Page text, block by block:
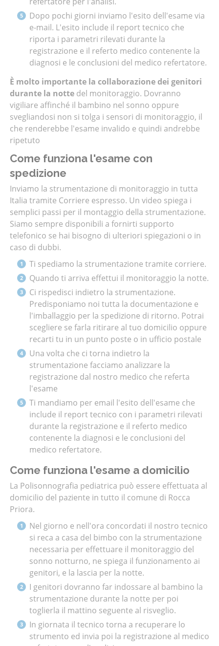
Dopo pochi giorni inviamo l'esito dell'esame via
e-mail. L'esito include il report tecnico che
riporta i parametri rilevati durante la
registrazione e il referto medico contenente la
diagnosi e le conclusioni del medico refertatore.
È molto importante la collaborazione dei genitori
durante la notte del monitoraggio. Dovranno
vigiliare affinché il bambino nel sonno oppure
svegliandosi non si tolga i sensori di monitoraggio, il
che renderebbe l'esame invalido e quindi andrebbe
ripetuto
Come funziona l'esame con
spedizione
Inviamo la strumentazione di monitoraggio in tutta
Italia tramite Corriere espresso. Un video spiega i
semplici passi per il montaggio della strumentazione.
Siamo sempre disponibili a fornirti supporto
telefonico se hai bisogno di ulteriori spiegazioni o in
caso di dubbi.
Ti spediamo la strumentazione tramite corriere.
Quando ti arriva effettui il monitoraggio la notte.
Ci rispedisci indietro la strumentazione.
Predisponiamo noi tutta la documentazione e
l'imballaggio per la spedizione di ritorno. Potrai
scegliere se farla ritirare al tuo domicilio oppure
recarti tu in un punto poste o in ufficio postale
Una volta che ci torna indietro la
strumentazione facciamo analizzare la
registrazione dal nostro medico che referta
l'esame
Ti mandiamo per email l'esito dell'esame che
include il report tecnico con i parametri rilevati
durante la registrazione e il referto medico
contenente la diagnosi e le conclusioni del
medico refertatore.
Come funziona l'esame a domicilio
La Polisonnografia pediatrica può essere effettuata al
domicilio del paziente in tutto il comune di Rocca
Priora.
Nel giorno e nell'ora concordati il nostro tecnico
si reca a casa del bimbo con la strumentazione
necessaria per effettuare il monitoraggio del
sonno notturno, ne spiega il funzionamento ai
genitori, e la lascia per la notte.
I genitori dovranno far indossare al bambino la
strumentazione durante la notte per poi
toglierla il mattino seguente al risveglio.
In giornata il tecnico torna a recuperare lo
strumento ed invia poi la registrazione al medico